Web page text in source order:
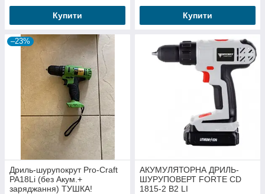
Купити Купити
–23%
Дриль-шурупокрут Pro-Craft
PA18Li (без Акум.+
заряджання) ТУШКА!
АКУМУЛЯТОРНА ДРИЛЬ-
ШУРУПОВЕРТ FORTE CD
1815-2 B2 LI